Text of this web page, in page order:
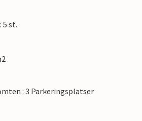
5 st.
: 3 Parkeringsplatser